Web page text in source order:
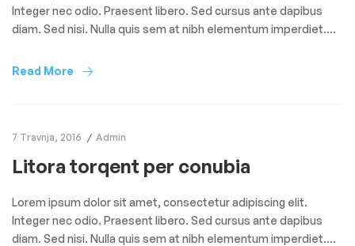
Integer nec odio. Praesent libero. Sed cursus ante dapibus
diam. Sed nisi. Nulla quis sem at nibh elementum imperdiet.
augue semper porta. Mauris massa. Vestibulum lacinia arcu
Read More
7 Travnja, 2016 Admin
Litora torqent per conubia
Lorem ipsum dolor sit amet, consectetur adipiscing elit.
Integer nec odio. Praesent libero. Sed cursus ante dapibus
diam. Sed nisi. Nulla quis sem at nibh elementum imperdiet.